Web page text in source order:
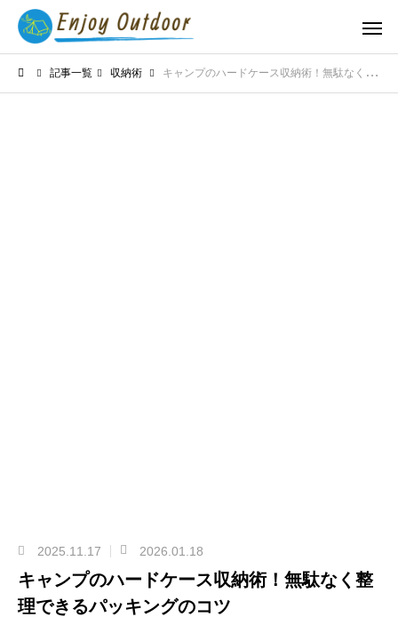
記事一覧 収納術 キャンプのハードケース収納術！無駄なく整理できるパッキングのコツ
2025.11.17 2026.01.18
キャンプのハードケース収納術！無駄なく整
理できるパッキングのコツ